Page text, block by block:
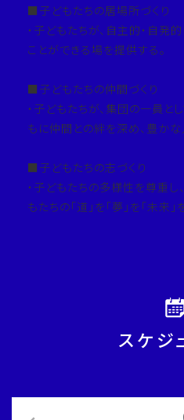
■子どもたちの居場所づくり
・子どもたちが、自主的・自発
ことができる場を提供する。
■子どもたちの仲間づくり
・子どもたちが、集団の一員と
もに仲間との絆を深め、豊か
■子どもたちの志づくり
・子どもたちの多様性を尊重し
もたちの「道」を「夢」を「未来」
スケジ